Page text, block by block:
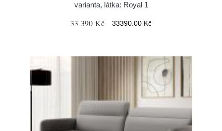
varianta, látka: Royal 1
33 390 Kč 33390.00 Kč